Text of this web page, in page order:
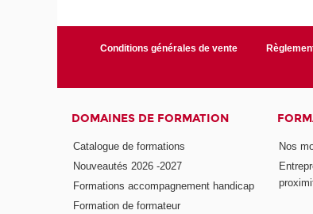
Conditions générales de vente
DOMAINES DE FORMATION
Catalogue de formations
Nouveautés 2026 -2027
Formations accompagnement handicap
Formation de formateur
Nos